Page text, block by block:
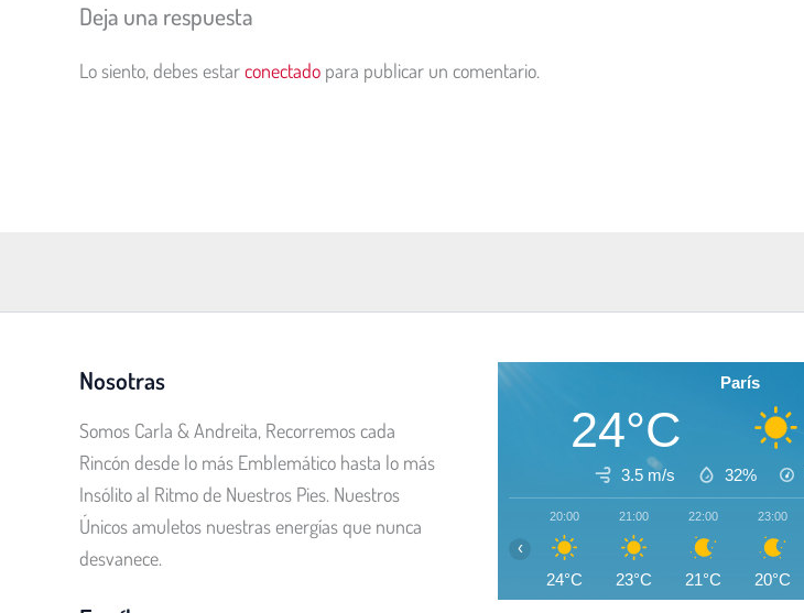
Deja una respuesta
Lo siento, debes estarconectado para publicar un comentario.
Nosotras
Somos Carla & Andreita, Recorremos cada
Rincón desde lo más Emblemático hasta lo más
Insólito al Ritmo de Nuestros Pies. Nuestros
Únicos amuletos nuestras energías que nunca
desvanece.
París
24°C
3.5 m/s 32%
20:00
24°C
21:00
23°C
22:00
21°C
23:00
20°C
‹